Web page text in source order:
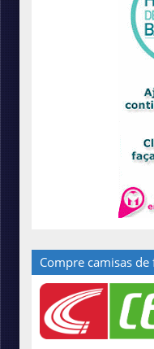
Compre camisas